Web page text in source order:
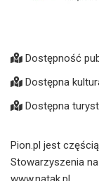
Dostępność
Dostępna
Dostępna
Pion.pl jest częścią
Stowarzyszenia